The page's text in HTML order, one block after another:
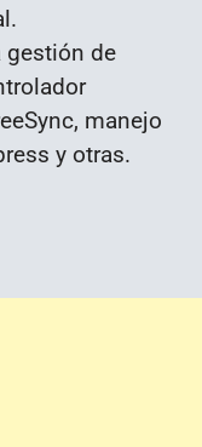
gestión de
manejo
y otras.